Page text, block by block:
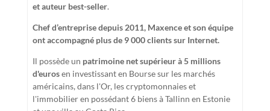
et auteur best-seller.
Chef d’entreprise depuis 2011, Maxence et son équipe
ont accompagné plus de 9 000 clients sur Internet.
Il possède un patrimoine net supérieur à 5 millions
d'eurosen investissant en Bourse sur les marchés
américains, dans l'Or, les cryptomonnaies et
l'immobilier en possédant 6 biens à Tallinn en Estonie